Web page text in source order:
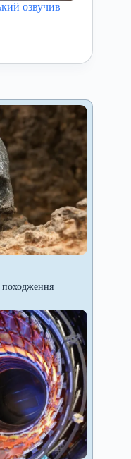
озвучив